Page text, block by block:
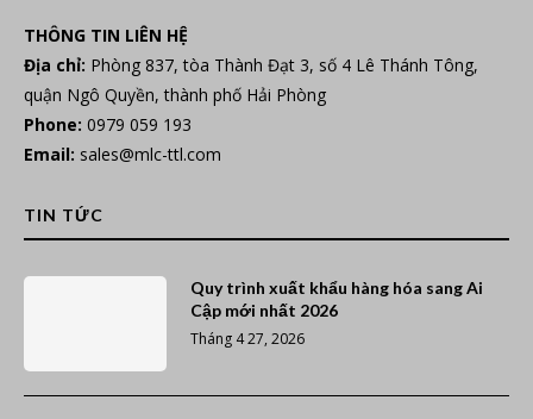
THÔNG TIN LIÊN HỆ
Địa chỉ: Phòng 837, tòa Thành Đạt 3, số 4 Lê Thánh Tông,
quận Ngô Quyền, thành phố Hải Phòng
Phone: 0979 059 193
Email: sales@mlc-ttl.com
TIN TỨC
Quy trình xuất khẩu hàng hóa sang Ai
Cập mới nhất 2026
Tháng 4 27, 2026